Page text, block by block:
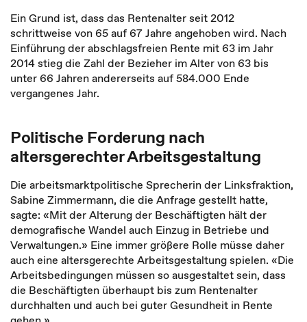
Ein Grund ist, dass das Rentenalter seit 2012
schrittweise von 65 auf 67 Jahre angehoben wird. Nach
Einführung der abschlagsfreien Rente mit 63 im Jahr
2014 stieg die Zahl der Bezieher im Alter von 63 bis
unter 66 Jahren andererseits auf 584.000 Ende
vergangenes Jahr.
Politische Forderung nach
altersgerechter Arbeitsgestaltung
Die arbeitsmarktpolitische Sprecherin der Linksfraktion,
Sabine Zimmermann, die die Anfrage gestellt hatte,
sagte: «Mit der Alterung der Beschäftigten hält der
demografische Wandel auch Einzug in Betriebe und
Verwaltungen.» Eine immer größere Rolle müsse daher
auch eine altersgerechte Arbeitsgestaltung spielen. «Die
Arbeitsbedingungen müssen so ausgestaltet sein, dass
die Beschäftigten überhaupt bis zum Rentenalter
durchhalten und auch bei guter Gesundheit in Rente